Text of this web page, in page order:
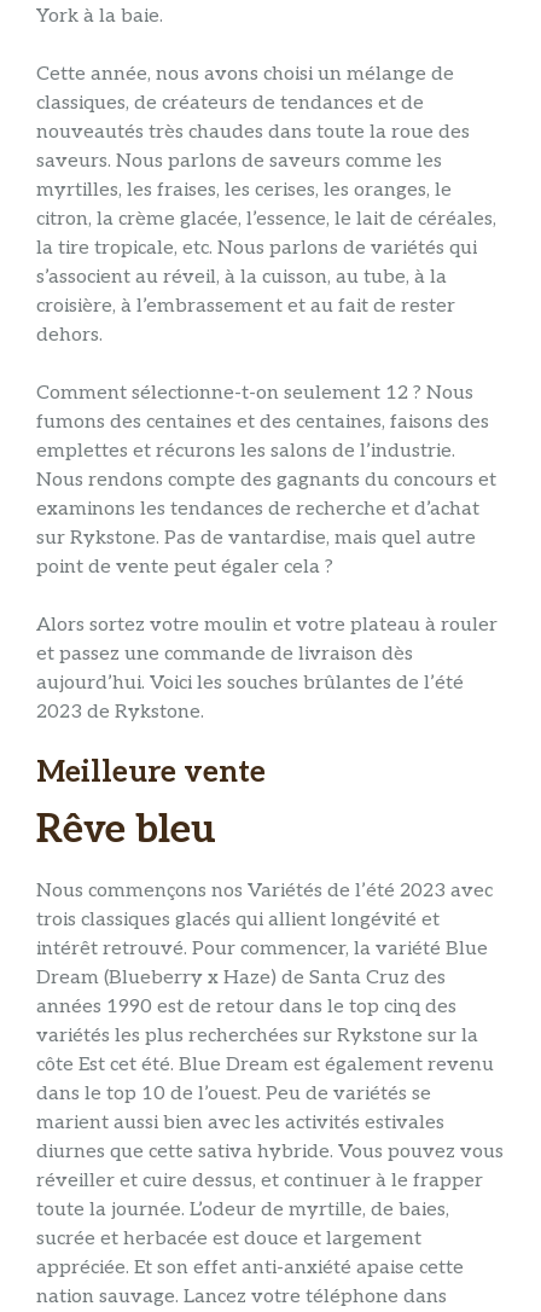
York à la baie.
Cette année, nous avons choisi un mélange de
classiques, de créateurs de tendances et de
nouveautés très chaudes dans toute la roue des
saveurs. Nous parlons de saveurs comme les
myrtilles, les fraises, les cerises, les oranges, le
citron, la crème glacée, l’essence, le lait de céréales,
la tire tropicale, etc. Nous parlons de variétés qui
s’associent au réveil, à la cuisson, au tube, à la
croisière, à l’embrassement et au fait de rester
dehors.
Comment sélectionne-t-on seulement 12 ? Nous
fumons des centaines et des centaines, faisons des
emplettes et récurons les salons de l’industrie.
Nous rendons compte des gagnants du concours et
examinons les tendances de recherche et d’achat
sur Rykstone. Pas de vantardise, mais quel autre
point de vente peut égaler cela ?
Alors sortez votre moulin et votre plateau à rouler
et passez une commande de livraison dès
aujourd’hui. Voici les souches brûlantes de l’été
2023 de Rykstone.
Meilleure vente
Rêve bleu
Nous commençons nos Variétés de l’été 2023 avec
trois classiques glacés qui allient longévité et
intérêt retrouvé. Pour commencer, la variété Blue
Dream (Blueberry x Haze) de Santa Cruz des
années 1990 est de retour dans le top cinq des
variétés les plus recherchées sur Rykstone sur la
côte Est cet été. Blue Dream est également revenu
dans le top 10 de l’ouest. Peu de variétés se
marient aussi bien avec les activités estivales
diurnes que cette sativa hybride. Vous pouvez vous
réveiller et cuire dessus, et continuer à le frapper
toute la journée. L’odeur de myrtille, de baies,
sucrée et herbacée est douce et largement
appréciée. Et son effet anti-anxiété apaise cette
nation sauvage. Lancez votre téléphone dans